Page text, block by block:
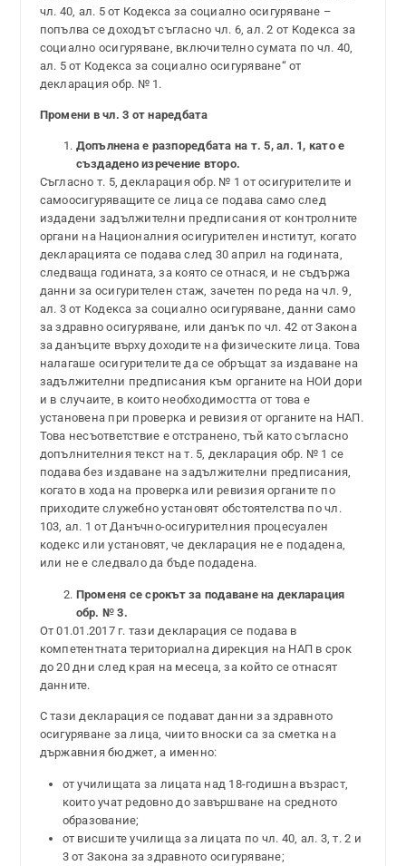
чл. 40, ал. 5 от Кодекса за социално осигуряване –
попълва се доходът съгласно чл. 6, ал. 2 от Кодекса за
социално осигуряване, включително сумата по чл. 40,
ал. 5 от Кодекса за социално осигуряване“ от
декларация обр. № 1.
Промени в чл. 3 от наредбата
Допълнена е разпоредбата на т. 5, ал. 1, като е
създадено изречение второ.
Съгласно т. 5, декларация обр. № 1 от осигурителите и
самоосигуряващите се лица се подава само след
издадени задължителни предписания от контролните
органи на Националния осигурителен институт, когато
декларацията се подава след 30 април на годината,
следваща годината, за която се отнася, и не съдържа
данни за осигурителен стаж, зачетен по реда на чл. 9,
ал. 3 от Кодекса за социално осигуряване, данни само
за здравно осигуряване, или данък по чл. 42 от Закона
за данъците върху доходите на физическите лица. Това
налагаше осигурителите да се обръщат за издаване на
задължителни предписания към органите на НОИ дори
и в случаите, в които необходимостта от това е
установена при проверка и ревизия от органите на НАП.
Това несъответствие е отстранено, тъй като съгласно
допълнителния текст на т. 5, декларация обр. № 1 се
подава без издаване на задължителни предписания,
когато в хода на проверка или ревизия органите по
приходите служебно установят обстоятелства по чл.
103, ал. 1 от Данъчно-осигурителния процесуален
кодекс или установят, че декларация не е подадена,
или не е следвало да бъде подадена.
Променя се срокът за подаване на декларация
обр. № 3.
От 01.01.2017 г. тази декларация се подава в
компетентната териториална дирекция на НАП в срок
до 20 дни след края на месеца, за който се отнасят
данните.
С тази декларация се подават данни за здравното
осигуряване за лица, чиито вноски са за сметка на
държавния бюджет, а именно:
от училищата за лицата над 18-годишна възраст,
които учат редовно до завършване на средното
образование;
от висшите училища за лицата по чл. 40, ал. 3, т. 2 и
3 от Закона за здравното осигуряване;